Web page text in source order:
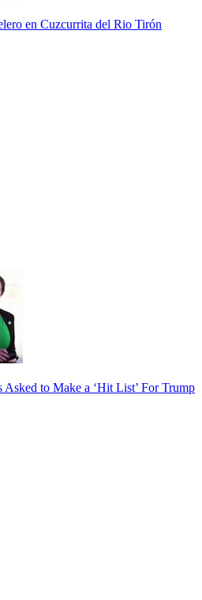
en Cuzcurrita del Rio Tirón
Asked to Make a ‘Hit List’ For Trump